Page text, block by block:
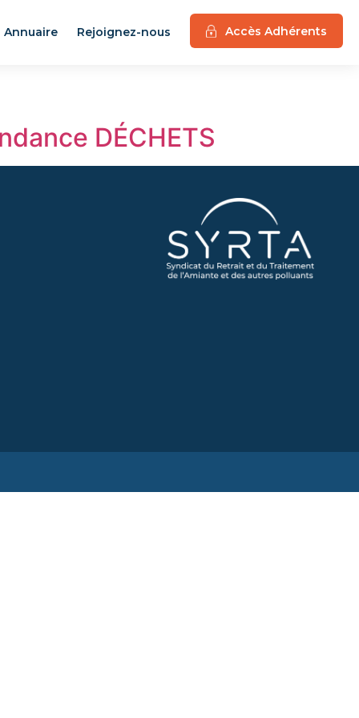
Annuaire Rejoignez-nous Accès Adhérents
DÉCHETS